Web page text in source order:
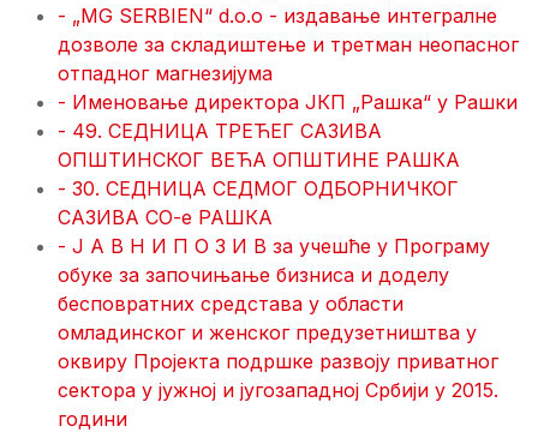
- „MG SERBIEN“ d.o.o - издавање интегралне
дозволе за складиштење и третман неопасног
отпадног магнезијума
- Именовање директора ЈКП „Рашка“ у Рашки
- 49. СЕДНИЦА ТРЕЋЕГ САЗИВА
ОПШТИНСКОГ ВЕЋА ОПШТИНЕ РАШКА
- 30. СЕДНИЦA СЕДМОГ ОДБОРНИЧКОГ
САЗИВА СО-е РАШКА
- Ј А В Н И П О З И В за учешће у Програму
обуке за започињање бизниса и доделу
бесповратних средстава у области
омладинског и женског предузетништва у
оквиру Пројекта подршке развоју приватног
сектора у јужној и југозападној Србији у 2015.
години